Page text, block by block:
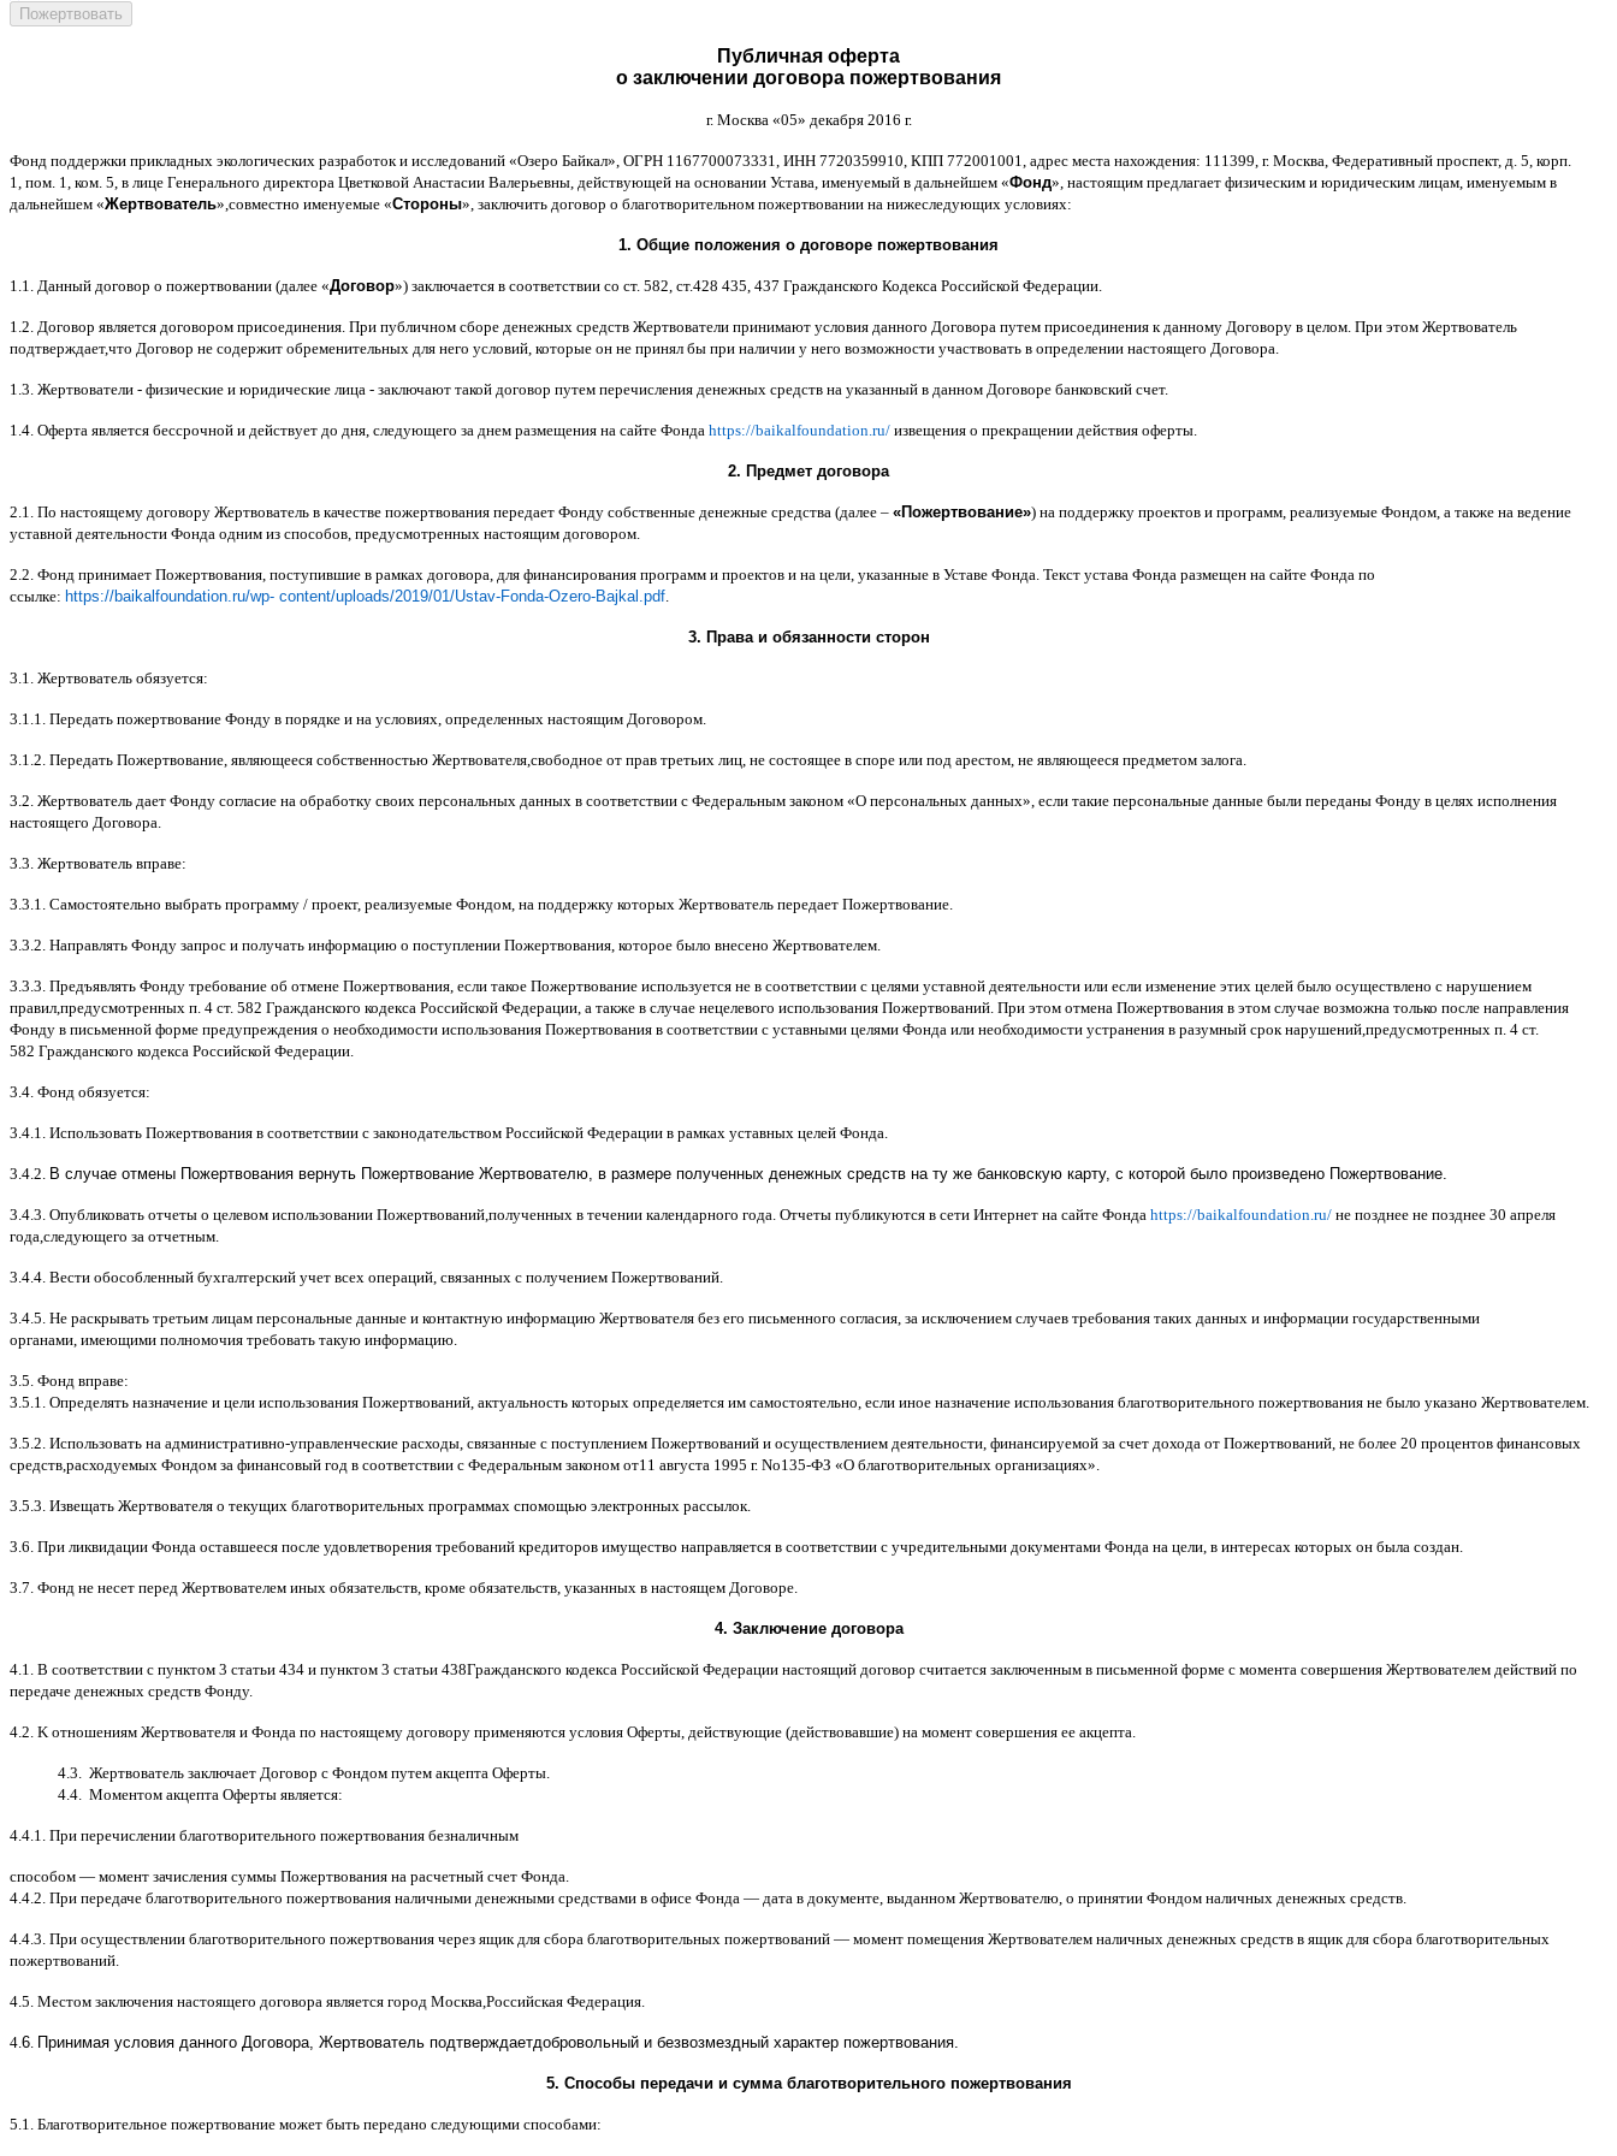
Публичная оферта
о заключении договора пожертвования
г. Москва «05» декабря 2016 г.
Фонд поддержки прикладных экологических разработок и исследований «Озеро Байкал», ОГРН 1167700073331, ИНН 7720359910, КПП 772001001, адрес места нахождения: 111399, г. Москва Федеративный проспект, д . 5, корп
1, пом . 1, ком . 5, в лице Генерального директора Цветковой Анастасии Валерьевны действующей на основании Устава именуемый в дальнейшем «Фонд», настоящим предлагает физическим и юридическим лицам именуемым в
дальнейшем «Жертвователь», совместно именуемые «Стороны», заключить договор o благотворительном пожертвовании на нижеследующих условиях:
1. Общие положения o договоре пожертвования
1.1. Данный договор о пожертвовании (далее «Договор») заключается в соответствии со ст. 582, ст.428 435, 437 Гражданского Кодекса Российской Федерации
1.2. Договор является договором присоединения При публичном сборе денежных средств Жертвователи принимают условия данного Договора путем присоединения к данному Договору в целом При этом Жертвователь
подтверждает,что Договор не содержит обременительных для него условий которые он не принял бы при наличии у него возможности участвовать в определении настоящего Договора
1.3. Жертвователи - физические и юридические лица - заключают такой договор путем перечисления денежных средств на указанный в данном Договоре банковский счет.
1.4. Оферта является бессрочной и действует до дня следующего за днем размещения на сайте Фонда https://baikalfoundation.ru/ извещения о прекращении действия оферты
2. Предмет договора
2.1. По настоящему договору Жертвователь в качестве пожертвования передает Фонду собственные денежные средства (далее – «Пожертвование») на поддержку проектов и программ реализуемые Фондом а также на ведение
уставной деятельности Фонда одним из способов предусмотренных настоящим договором
2.2. Фонд принимает Пожертвования поступившие в рамках договора для финансирования программ и проектов и на цели указанные в Уставе Фонда Текст устава Фонда размещен на сайте Фонда по
ссылке: https://baikalfoundation.ru/wp- content/uploads/2019/01/Ustav-Fonda-Ozero-Bajkal.pdf
3. Права и обязанности сторон
3.1. Жертвователь обязуется:
3.1.1. Передать пожертвование Фонду в порядке и на условиях определенных настоящим Договором
3.1.2. Передать Пожертвование являющееся собственностью Жертвователя свободное от прав третьих лиц не состоящее в споре или под арестом не являющееся предметом залога
3.2. Жертвователь дает Фонду согласие на обработку своих персональных данных в соответствии с Федеральным законом «О персональных данных», если такие персональные данные были переданы Фонду в целях исполнения
настоящего Договора
3.3. Жертвователь вправе:
3.3.1. Самостоятельно выбрать программу / проект, реализуемые Фондом на поддержку которых Жертвователь передает Пожертвование
3.3.2. Направлять Фонду запрос и получать информацию о поступлении Пожертвования которое было внесено Жертвователем
3.3.3. Предъявлять Фонду требование об отмене Пожертвования если такое Пожертвование используется не в соответствии с целями уставной деятельности или если изменение этих целей было осуществлено с нарушением
правил предусмотренных п . 4 ст. 582 Гражданского кодекса Российской Федерации а также в случае нецелевого использования Пожертвований При этом отмена Пожертвования в этом случае возможна только после направления
Фонду в письменной форме предупреждения о необходимости использования Пожертвования в соответствии с уставными целями Фонда или необходимости устранения в разумный срок нарушений предусмотренных п . 4 ст.
582 Гражданского кодекса Российской Федерации
3.4. Фонд обязуется:
3.4.1. Использовать Пожертвования в соответствии с законодательством Российской Федерации в рамках уставных целей Фонда
3.4.2. В случае отмены Пожертвования вернуть Пожертвование Жертвователю, в размере полученных денежных средств на ту же банковскую карту, с которой было произведено Пожертвование.
3.4.3. Опубликовать отчеты о целевом использовании Пожертвований полученных в течении календарного года Отчеты публикуются в сети Интернет на сайте Фонда https://baikalfoundation.ru/ не позднее не позднее 30 апреля
года следующего за отчетным
3.4.4. Вести обособленный бухгалтерский учет всех операций связанных с получением Пожертвований
3.4.5. Не раскрывать третьим лицам персональные данные и контактную информацию Жертвователя без его письменного согласия за исключением случаев требования таких данных и информации государственными
органами имеющими полномочия требовать такую информацию
3.5. Фонд вправе:
3.5.1. Определять назначение и цели использования Пожертвований актуальность которых определяется им самостоятельно если иное назначение использования благотворительного пожертвования не было указано Жертвователем
3.5.2. Использовать на административно-управленческие расходы связанные с поступлением Пожертвований и осуществлением деятельности финансируемой за счет дохода от Пожертвований не более 20 процентов финансовых
средств расходуемых Фондом за финансовый год в соответствии с Федеральным законом от11 августа 1995 г. No135-ФЗ «О благотворительных организациях».
3.5.3. Извещать Жертвователя o текущих благотворительных программах cпомощью электронных рассылок
3.6. При ликвидации Фонда оставшееся после удовлетворения требований кредиторов имущество направляется в соответствии с учредительными документами Фонда на цели в интересах которых он была создан
3.7. Фонд не несет перед Жертвователем иных обязательств кроме обязательств указанных в настоящем Договоре
4. Заключение договора
4.1. B соответствии с пунктом 3 статьи 434 и пунктом 3 статьи 438Гражданского кодекса Российской Федерации настоящий договор считается заключенным в письменной форме c момента совершения Жертвователем действий по
передаче денежных средств Фонду.
4.2. K отношениям Жертвователя и Фонда по настоящему договору применяются условия Оферты действующие (действовавшие) на момент совершения ее акцепта
4.3. Жертвователь заключает Договор c Фондом путем акцепта Оферты
4.4. Моментом акцепта Оферты является:
4.4.1. При перечислении благотворительного пожертвования безналичным
способом — момент зачисления суммы Пожертвования на расчетный счет Фонда
4.4.2. При передаче благотворительного пожертвования наличными денежными средствами в офисе Фонда — дата в документе выданном Жертвователю o принятии Фондом наличных денежных средств
4.4.3. При осуществлении благотворительного пожертвования через ящик для сбора благотворительных пожертвований — момент помещения Жертвователем наличных денежных средств в ящик для сбора благотворительных
пожертвований
4.5. Местом заключения настоящего договора является город Москва Российская Федерация
4. 6 Принимая условия данного Договора, Жертвователь подтверждаетдобровольный и безвозмездный характер пожертвования
5. Способы передачи и сумма благотворительного пожертвования
5.1. Благотворительное пожертвование может быть передано следующими способами: